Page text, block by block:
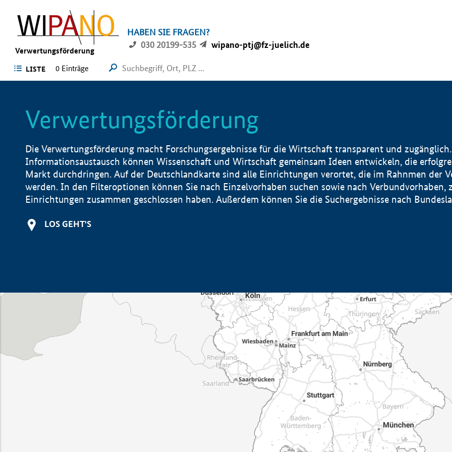
Verwertungsförderung
HABEN SIE FRAGEN?
030 20199-535
wipano-ptj@fz-juelich.de
LISTE 0 Einträge
Verwertungsförderung
Die Verwertungsförderung macht Forschungsergebnisse für die Wirtschaft transparent und
Informationsaustausch können Wissenschaft und Wirtschaft gemeinsam Ideen entwickeln, die
Markt durchdringen. Auf der Deutschlandkarte sind alle Einrichtungen verortet, die im Rahnmen der
werden. In den Filteroptionen können Sie nach Einzelvorhaben suchen sowie nach Verbundvorhaben,
Einrichtungen zusammen geschlossen haben. Außerdem können Sie die Suchergebnisse nach
LOS GEHT'S